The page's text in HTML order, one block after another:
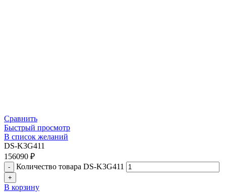
Сравнить
Быстрый просмотр
В список желаний
DS-K3G411
156090 ₽
Количество товара DS-K3G411
В корзину